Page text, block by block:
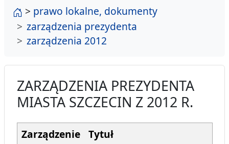
strona główna
> prawo lokalne, dokumenty
zarządzenia prezydenta
zarządzenia 2012
ZARZĄDZENIA PREZYDENTA
MIASTA SZCZECIN Z 2012 R.
Zarządzenie Tytuł